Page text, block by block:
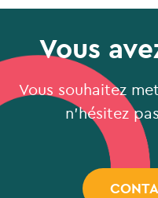
Vous
Vous souhaitez
n’hésitez